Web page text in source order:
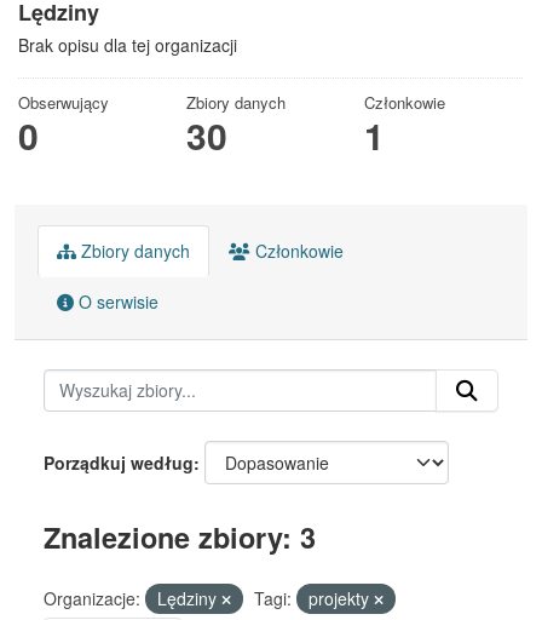
Lędziny
Brak opisu dla tej organizacji
Obserwujący
0
Zbiory danych
30
Członkowie
1
Zbiory danych Członkowie
O serwisie
Porządkuj według
Znalezione zbiory: 3
Organizacje: Lędziny Tagi:
projekty